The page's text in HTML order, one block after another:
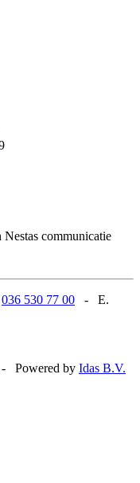
036 530 77 00 - E.
- Powered by Idas B.V.